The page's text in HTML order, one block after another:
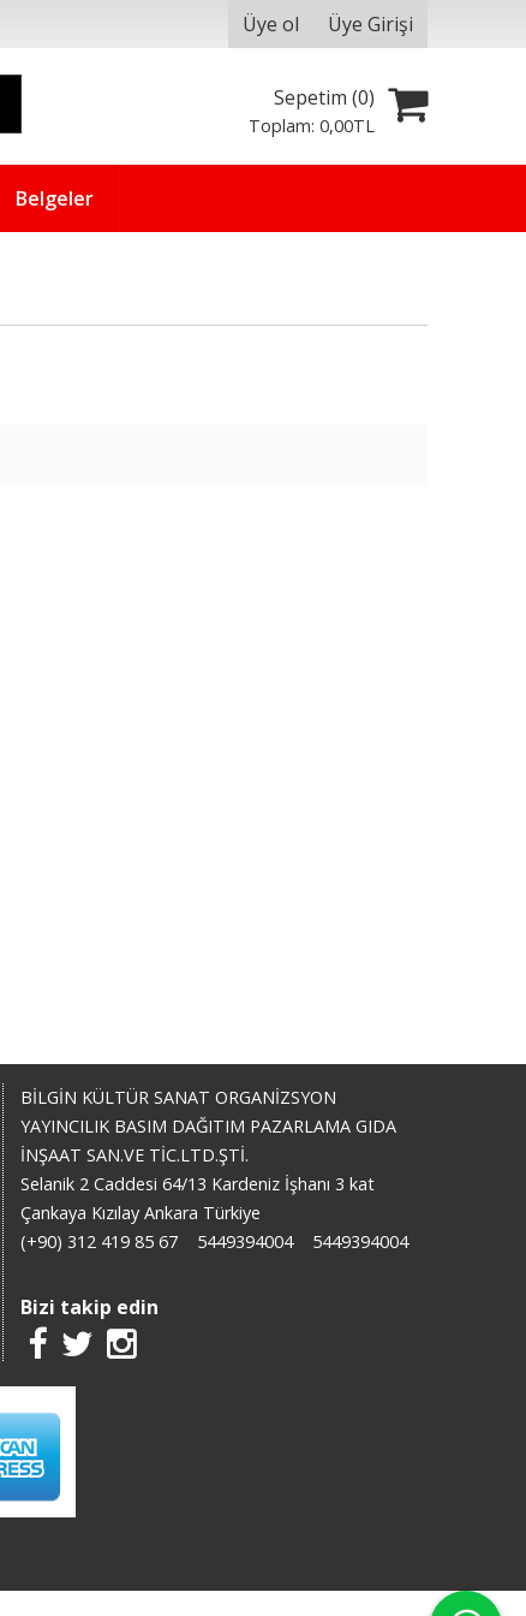
Üye ol Üye Girişi
Sepetim (0)
Toplam:0,00TL
Belgeler
BİLGİN KÜLTÜR SANAT ORGANİZSYON
YAYINCILIK BASIM DAĞITIM PAZARLAMA GIDA
İNŞAAT SAN.VE TİC.LTD.ŞTİ.
Selanik 2 Caddesi 64/13 Kardeniz İşhanı 3 kat
Çankaya Kızılay Ankara Türkiye
(+90) 312 419 85 67
5449394004 5449394004
Bizi takip edin